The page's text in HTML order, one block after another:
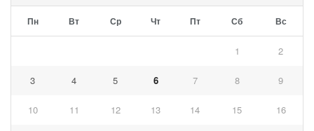
Пн Вт Ср Чт Пт Сб Вс
1 2
3 4 5 6 7 8 9
10 11 12 13 14 15 16